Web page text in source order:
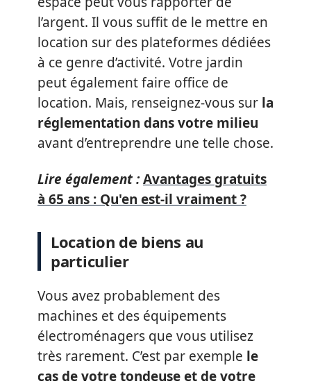
l’argent. Il vous suffit de le mettre en
location sur des plateformes dédiées
à ce genre d’activité. Votre jardin
peut également faire office de
location. Mais, renseignez-vous sur la
réglementation dans votre milieu
avant d’entreprendre une telle chose.
Lire également :Avantages gratuits
à 65 ans : Qu'en est-il vraiment ?
Location de biens au
particulier
Vous avez probablement des
machines et des équipements
électroménagers que vous utilisez
très rarement. C’est par exemple le
cas de votre tondeuse et de votre